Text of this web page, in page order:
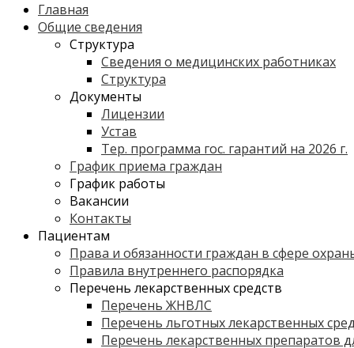
Главная
Общие сведения
Структура
Сведения о медицинских работниках
Структура
Документы
Лицензии
Устав
Тер. программа гос. гарантий на 2026 г.
График приема граждан
График работы
Вакансии
Контакты
Пациентам
Права и обязанности граждан в сфере
Правила внутреннего распорядка
Перечень лекарственных средств
Перечень ЖНВЛС
Перечень льготных лекарственных
Перечень лекарственных препаратов